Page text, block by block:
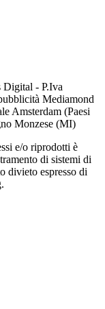
Digital - P.Iva
Mediamond
Amsterdam (Paesi
Monzese (MI)
e/o riprodotti è
di sistemi di
divieto espresso di